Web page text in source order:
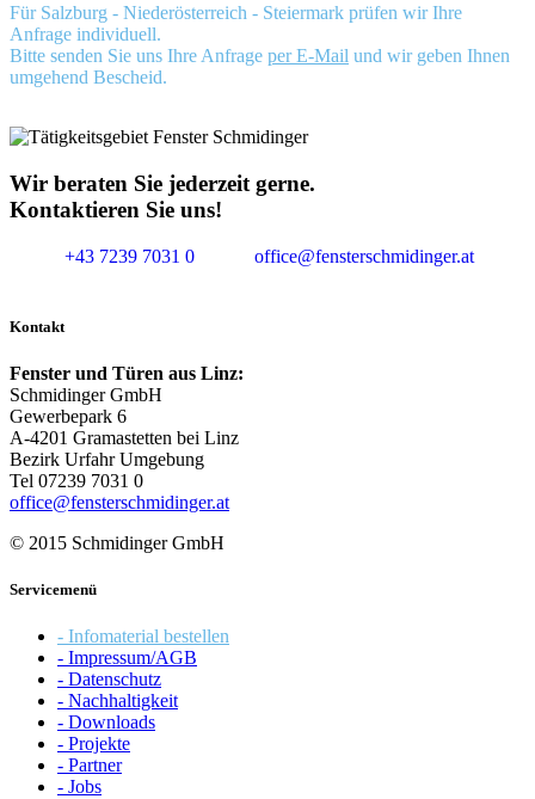
Für Salzburg - Niederösterreich - Steiermark prüfen wir Ihre
Anfrage individuell.
Bitte senden Sie uns Ihre Anfrage per E-Mail und wir geben Ihnen
umgehend Bescheid.
Wir beraten Sie jederzeit gerne.
Kontaktieren Sie uns!
+43 7239 7031 0 office@fensterschmidinger.at
Kontakt
Fenster und Türen aus Linz:
Schmidinger GmbH
Gewerbepark 6
A-4201 Gramastetten bei Linz
Bezirk Urfahr Umgebung
Tel 07239 7031 0
office@fensterschmidinger.at
© 2015 Schmidinger GmbH
Servicemenü
- Infomaterial bestellen
- Impressum/AGB
- Datenschutz
- Nachhaltigkeit
- Downloads
- Projekte
- Partner
- Jobs